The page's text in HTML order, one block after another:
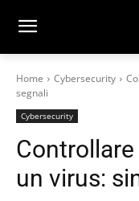
Home Cybersecurity
segnali
Cybersecurity
un virus: